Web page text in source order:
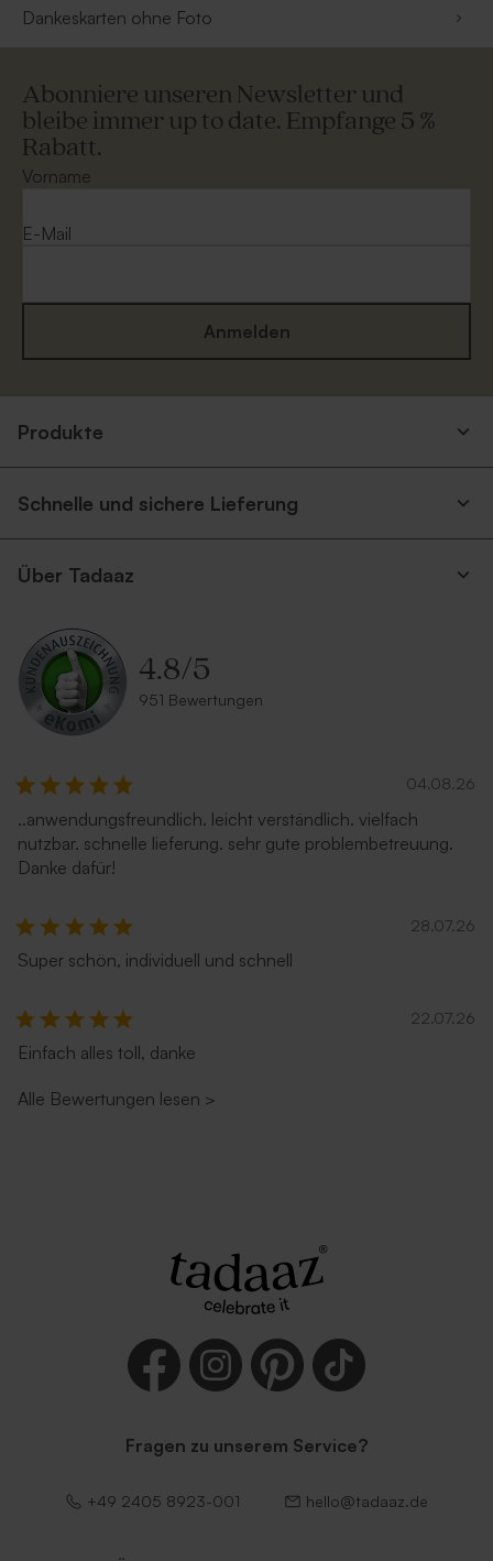
Dankeskarten ohne Foto
Abonniere unseren Newsletter und
bleibe immer up to date. Empfange 5 %
Rabatt.
Vorname
E-Mail
Anmelden
Produkte
Schnelle und sichere Lieferung
Über Tadaaz
4.8/5
951 Bewertungen
04.08.26
..anwendungsfreundlich. leicht verständlich. vielfach
nutzbar. schnelle lieferung. sehr gute problembetreuung.
Danke dafür!
28.07.26
Super schön, individuell und schnell
22.07.26
Einfach alles toll, danke
Alle Bewertungen lesen >
Fragen zu unserem Service?
+49 2405 8923-001 hello@tadaaz.de